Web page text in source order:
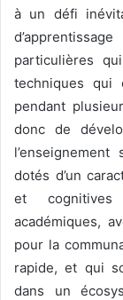
à un défi
particulières
techniques qui
pendant
donc de
dotés d’un
et
académiques,
pour la
rapide, et qui
dans un